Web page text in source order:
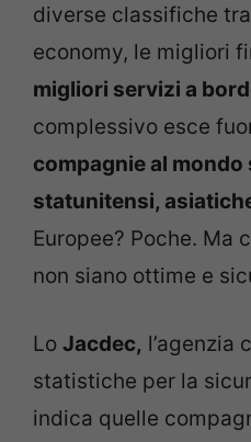
diverse classifiche
economy, le migliori
migliori servizi a
complessivo esce
compagnie al mondo
statunitensi,
Europee? Poche. Ma
non siano ottime e
Lo Jacdec, l’agenzia
statistiche per la
indica quelle